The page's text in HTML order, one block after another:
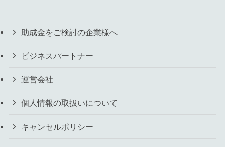
助成金をご検討の企業様へ
ビジネスパートナー
運営会社
個人情報の取扱いについて
キャンセルポリシー